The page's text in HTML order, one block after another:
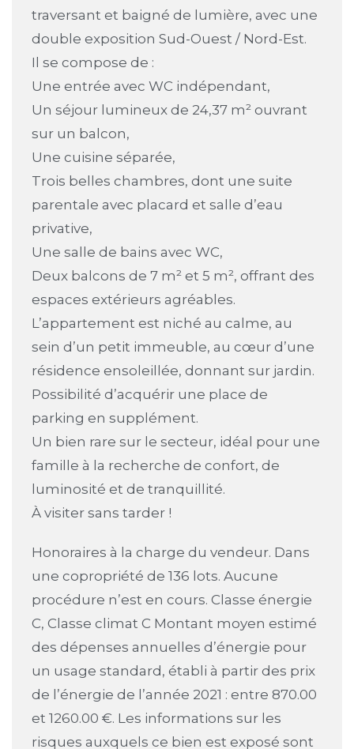
traversant et baigné de lumière, avec une
double exposition Sud-Ouest / Nord-Est.
Il se compose de :
Une entrée avec WC indépendant,
Un séjour lumineux de 24,37 m² ouvrant
sur un balcon,
Une cuisine séparée,
Trois belles chambres, dont une suite
parentale avec placard et salle d’eau
privative,
Une salle de bains avec WC,
Deux balcons de 7 m² et 5 m², offrant des
espaces extérieurs agréables.
L’appartement est niché au calme, au
sein d’un petit immeuble, au cœur d’une
résidence ensoleillée, donnant sur jardin.
Possibilité d’acquérir une place de
parking en supplément.
Un bien rare sur le secteur, idéal pour une
famille à la recherche de confort, de
luminosité et de tranquillité.
À visiter sans tarder !
Honoraires à la charge du vendeur. Dans
une copropriété de 136 lots. Aucune
procédure n’est en cours. Classe énergie
C, Classe climat C Montant moyen estimé
des dépenses annuelles d’énergie pour
un usage standard, établi à partir des prix
de l’énergie de l’année 2021 : entre 870.00
et 1260.00 €. Les informations sur les
risques auxquels ce bien est exposé sont